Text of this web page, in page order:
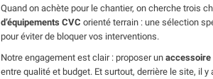
Quand on achète pour le chantier, on cherche trois
d’équipements CVC orienté terrain : une sélection
pour éviter de bloquer vos interventions.
Notre engagement est clair : proposer un accessoire
entre qualité et budget. Et surtout, derrière le site, il